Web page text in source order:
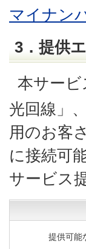
マイナン
3．提供
本サー
光回線」
用のお客
に接続可
サービス
提供可能